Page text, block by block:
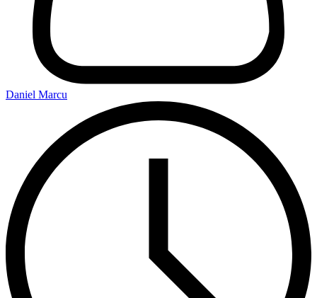
Daniel Marcu